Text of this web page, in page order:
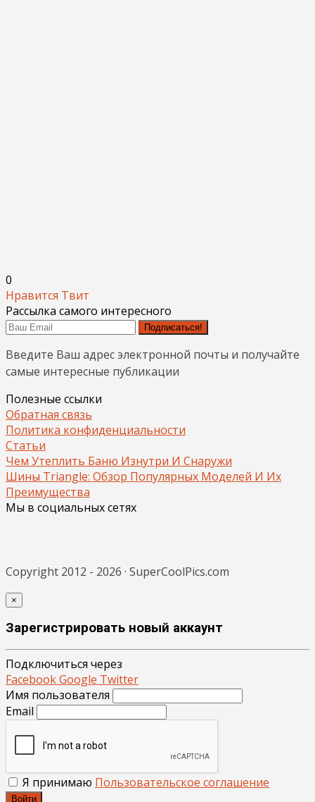
0
Нравится Твит
Рассылка самого интересного
Подписаться!
Введите Ваш адрес электронной почты и получайте
самые интересные публикации
Полезные ссылки
Обратная связь
Политика конфиденциальности
Статьи
Чем Утеплить Баню Изнутри И Снаружи
Шины Triangle: Обзор Популярных Моделей И Их
Преимущества
Мы в социальных сетях
Copyright 2012 - 2026 · SuperCoolPics.com
×
Зарегистрировать новый аккаунт
Подключиться через
FacebookGoogle Twitter
Имя пользователя
Email
Я принимаю Пользовательское соглашение
Войти